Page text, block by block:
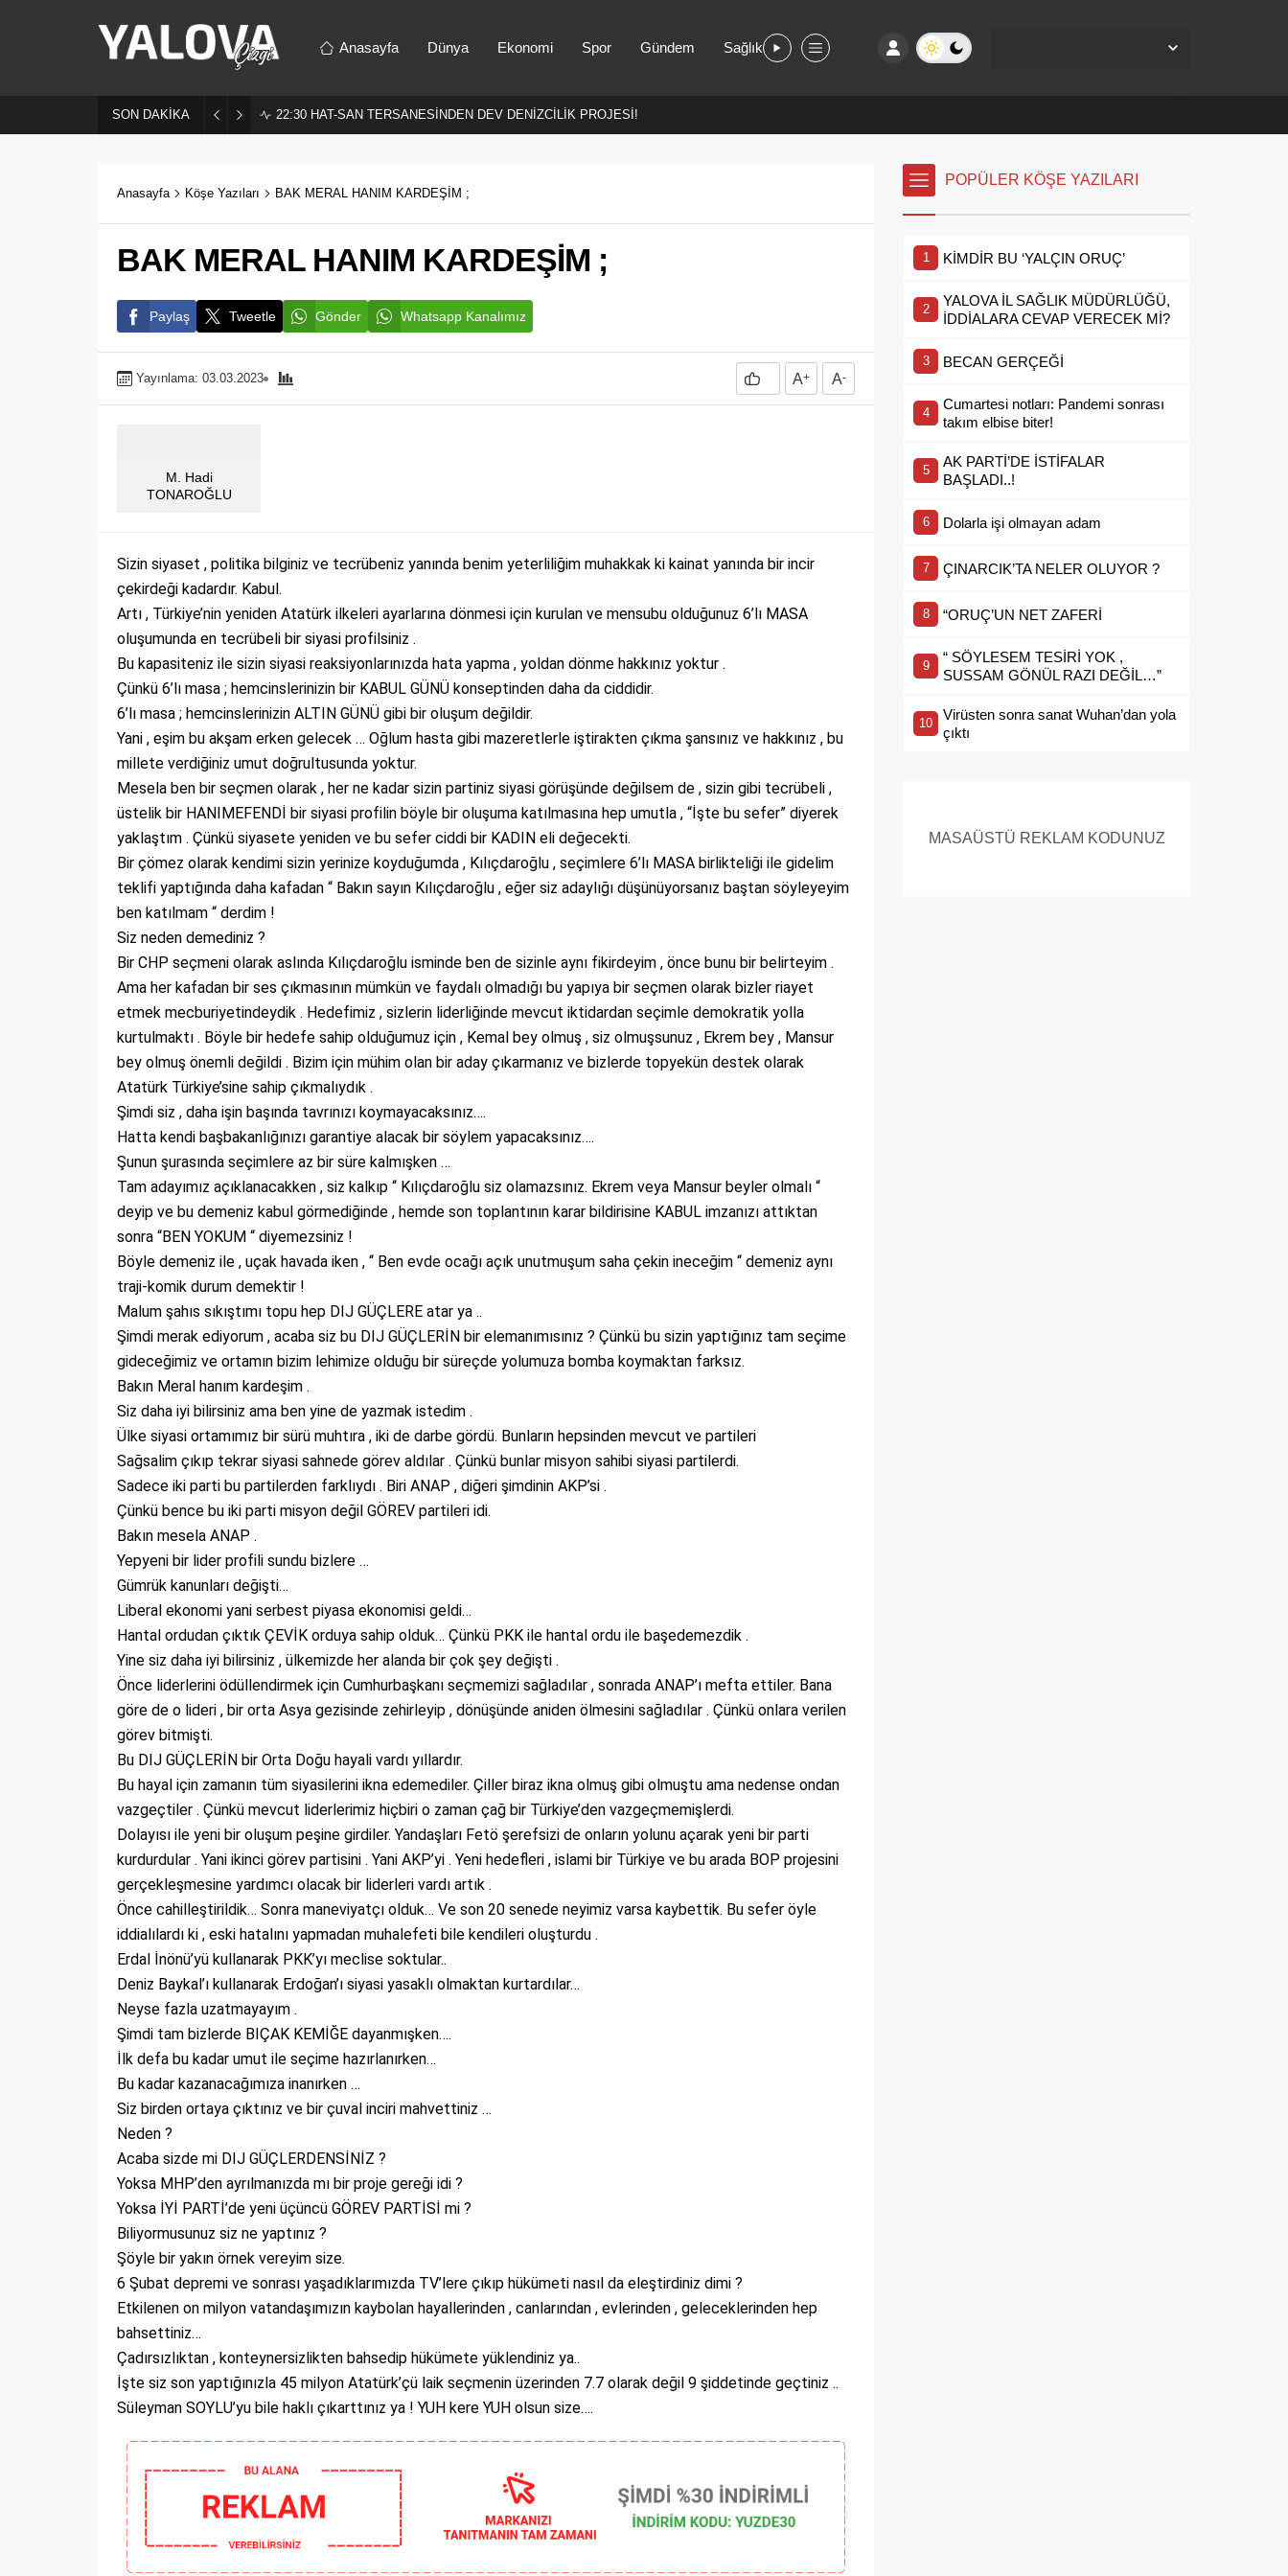
Anasayfa Dünya Ekonomi Spor Gündem Sağlık
SON DAKİKA 22:30 HAT-SAN TERSANESİNDEN DEV DENİZCİLİK PROJESİ!
Anasayfa Köşe Yazıları BAK MERAL HANIM KARDEŞİM ;
BAK MERAL HANIM KARDEŞİM ;
Paylaş Tweetle Gönder Whatsapp Kanalımız
Yayınlama: 03.03.2023 A+ A-
M. Hadi
TONAROĞLU
Sizin siyaset , politika bilginiz ve tecrübeniz yanında benim yeterliliğim muhakkak ki kainat yanında bir incir
çekirdeği kadardır. Kabul.
Artı , Türkiye’nin yeniden Atatürk ilkeleri ayarlarına dönmesi için kurulan ve mensubu olduğunuz 6’lı MASA
oluşumunda en tecrübeli bir siyasi profilsiniz .
Bu kapasiteniz ile sizin siyasi reaksiyonlarınızda hata yapma , yoldan dönme hakkınız yoktur .
Çünkü 6’lı masa ; hemcinslerinizin bir KABUL GÜNÜ konseptinden daha da ciddidir.
6’lı masa ; hemcinslerinizin ALTIN GÜNÜ gibi bir oluşum değildir.
Yani , eşim bu akşam erken gelecek … Oğlum hasta gibi mazeretlerle iştirakten çıkma şansınız ve hakkınız , bu
millete verdiğiniz umut doğrultusunda yoktur.
Mesela ben bir seçmen olarak , her ne kadar sizin partiniz siyasi görüşünde değilsem de , sizin gibi tecrübeli ,
üstelik bir HANIMEFENDİ bir siyasi profilin böyle bir oluşuma katılmasına hep umutla , “İşte bu sefer” diyerek
yaklaştım . Çünkü siyasete yeniden ve bu sefer ciddi bir KADIN eli değecekti.
Bir çömez olarak kendimi sizin yerinize koyduğumda , Kılıçdaroğlu , seçimlere 6’lı MASA birlikteliği ile gidelim
teklifi yaptığında daha kafadan “ Bakın sayın Kılıçdaroğlu , eğer siz adaylığı düşünüyorsanız baştan söyleyeyim
ben katılmam “ derdim !
Siz neden demediniz ?
Bir CHP seçmeni olarak aslında Kılıçdaroğlu isminde ben de sizinle aynı fikirdeyim , önce bunu bir belirteyim .
Ama her kafadan bir ses çıkmasının mümkün ve faydalı olmadığı bu yapıya bir seçmen olarak bizler riayet
etmek mecburiyetindeydik . Hedefimiz , sizlerin liderliğinde mevcut iktidardan seçimle demokratik yolla
kurtulmaktı . Böyle bir hedefe sahip olduğumuz için , Kemal bey olmuş , siz olmuşsunuz , Ekrem bey , Mansur
bey olmuş önemli değildi . Bizim için mühim olan bir aday çıkarmanız ve bizlerde topyekün destek olarak
Atatürk Türkiye’sine sahip çıkmalıydık .
Şimdi siz , daha işin başında tavrınızı koymayacaksınız….
Hatta kendi başbakanlığınızı garantiye alacak bir söylem yapacaksınız….
Şunun şurasında seçimlere az bir süre kalmışken …
Tam adayımız açıklanacakken , siz kalkıp “ Kılıçdaroğlu siz olamazsınız. Ekrem veya Mansur beyler olmalı “
deyip ve bu demeniz kabul görmediğinde , hemde son toplantının karar bildirisine KABUL imzanızı attıktan
sonra “BEN YOKUM “ diyemezsiniz !
Böyle demeniz ile , uçak havada iken , “ Ben evde ocağı açık unutmuşum saha çekin ineceğim “ demeniz aynı
traji-komik durum demektir !
Malum şahıs sıkıştımı topu hep DIJ GÜÇLERE atar ya ..
Şimdi merak ediyorum , acaba siz bu DIJ GÜÇLERİN bir elemanımısınız ? Çünkü bu sizin yaptığınız tam seçime
gideceğimiz ve ortamın bizim lehimize olduğu bir süreçde yolumuza bomba koymaktan farksız.
Bakın Meral hanım kardeşim .
Siz daha iyi bilirsiniz ama ben yine de yazmak istedim .
Ülke siyasi ortamımız bir sürü muhtıra , iki de darbe gördü. Bunların hepsinden mevcut ve partileri
Sağsalim çıkıp tekrar siyasi sahnede görev aldılar . Çünkü bunlar misyon sahibi siyasi partilerdi.
Sadece iki parti bu partilerden farklıydı . Biri ANAP , diğeri şimdinin AKP’si .
Çünkü bence bu iki parti misyon değil GÖREV partileri idi.
Bakın mesela ANAP .
Yepyeni bir lider profili sundu bizlere …
Gümrük kanunları değişti…
Liberal ekonomi yani serbest piyasa ekonomisi geldi…
Hantal ordudan çıktık ÇEVİK orduya sahip olduk… Çünkü PKK ile hantal ordu ile başedemezdik .
Yine siz daha iyi bilirsiniz , ülkemizde her alanda bir çok şey değişti .
Önce liderlerini ödüllendirmek için Cumhurbaşkanı seçmemizi sağladılar , sonrada ANAP’ı mefta ettiler. Bana
göre de o lideri , bir orta Asya gezisinde zehirleyip , dönüşünde aniden ölmesini sağladılar . Çünkü onlara verilen
görev bitmişti.
Bu DIJ GÜÇLERİN bir Orta Doğu hayali vardı yıllardır.
Bu hayal için zamanın tüm siyasilerini ikna edemediler. Çiller biraz ikna olmuş gibi olmuştu ama nedense ondan
vazgeçtiler . Çünkü mevcut liderlerimiz hiçbiri o zaman çağ bir Türkiye’den vazgeçmemişlerdi.
Dolayısı ile yeni bir oluşum peşine girdiler. Yandaşları Fetö şerefsizi de onların yolunu açarak yeni bir parti
kurdurdular . Yani ikinci görev partisini . Yani AKP’yi . Yeni hedefleri , islami bir Türkiye ve bu arada BOP projesini
gerçekleşmesine yardımcı olacak bir liderleri vardı artık .
Önce cahilleştirildik… Sonra maneviyatçı olduk… Ve son 20 senede neyimiz varsa kaybettik. Bu sefer öyle
iddialılardı ki , eski hatalını yapmadan muhalefeti bile kendileri oluşturdu .
Erdal İnönü’yü kullanarak PKK’yı meclise soktular..
Deniz Baykal’ı kullanarak Erdoğan’ı siyasi yasaklı olmaktan kurtardılar…
Neyse fazla uzatmayayım .
Şimdi tam bizlerde BIÇAK KEMİĞE dayanmışken….
İlk defa bu kadar umut ile seçime hazırlanırken…
Bu kadar kazanacağımıza inanırken …
Siz birden ortaya çıktınız ve bir çuval inciri mahvettiniz …
Neden ?
Acaba sizde mi DIJ GÜÇLERDENSİNİZ ?
Yoksa MHP’den ayrılmanızda mı bir proje gereği idi ?
Yoksa İYİ PARTİ’de yeni üçüncü GÖREV PARTİSİ mi ?
Biliyormusunuz siz ne yaptınız ?
Şöyle bir yakın örnek vereyim size.
6 Şubat depremi ve sonrası yaşadıklarımızda TV’lere çıkıp hükümeti nasıl da eleştirdiniz dimi ?
Etkilenen on milyon vatandaşımızın kaybolan hayallerinden , canlarından , evlerinden , geleceklerinden hep
bahsettiniz…
Çadırsızlıktan , konteynersizlikten bahsedip hükümete yüklendiniz ya..
İşte siz son yaptığınızla 45 milyon Atatürk’çü laik seçmenin üzerinden 7.7 olarak değil 9 şiddetinde geçtiniz ..
Süleyman SOYLU’yu bile haklı çıkarttınız ya ! YUH kere YUH olsun size….
POPÜLER KÖŞE YAZILARI
KİMDİR BU ‘YALÇIN ORUÇ’
YALOVA İL SAĞLIK MÜDÜRLÜĞÜ,
İDDİALARA CEVAP VERECEK Mİ?
BECAN GERÇEĞİ
Cumartesi notları: Pandemi sonrası
takım elbise biter!
AK PARTİ’DE İSTİFALAR
BAŞLADI..!
Dolarla işi olmayan adam
ÇINARCIK’TA NELER OLUYOR ?
“ORUÇ’UN NET ZAFERİ
“ SÖYLESEM TESİRİ YOK ,
SUSSAM GÖNÜL RAZI DEĞİL…”
Virüsten sonra sanat Wuhan’dan yola
çıktı
MASAÜSTÜ REKLAM KODUNUZ